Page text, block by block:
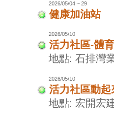
2026/05/04 ~ 29
健康加油站
2026/05/10
活力社區-體
地點: 石排灣
2026/05/10
活力社區動
地點: 宏開宏